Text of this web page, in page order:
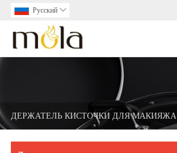
Pусский 
ДЕРЖАТЕЛЬ КИСТОЧКИ ДЛЯ МАКИЯЖА